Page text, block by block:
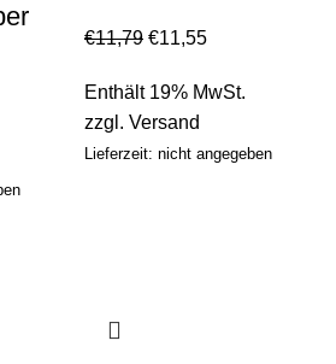
€11,79 €11,55
Enthält 19% MwSt.
zzgl. Versand
Lieferzeit: nicht angegeben